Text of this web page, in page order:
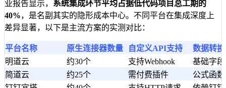
业报告显示， 系统集成环节平均占据低代码项目总工期的
40%，是名副其实的隐形成本中心。不同平台在集成深度上
差异显著，以下是主流方案的实测对比：
平台名称 原生连接器数量 自定义API支持
数据转
明道云
约30个 支持Webhook
基础字
简道云
约25个 需付费插件
公式函